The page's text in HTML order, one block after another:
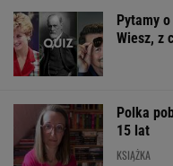
Pytamy
Wiesz, z
Polka
15 lat
KSIĄŻKA